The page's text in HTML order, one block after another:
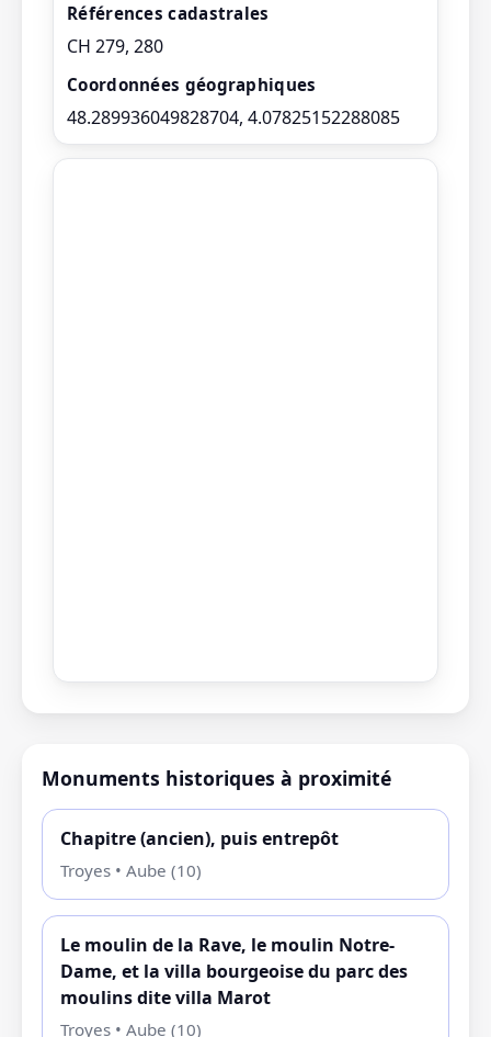
Références cadastrales
CH 279, 280
Coordonnées géographiques
48.289936049828704, 4.07825152288085
Monuments historiques à proximité
Chapitre (ancien), puis entrepôt
Troyes • Aube (10)
Le moulin de la Rave, le moulin Notre-
Dame, et la villa bourgeoise du parc des
moulins dite villa Marot
Troyes • Aube (10)